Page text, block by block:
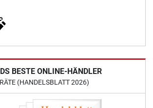
BESTE ONLINE-HÄNDLER
(HANDELSBLATT 2026)